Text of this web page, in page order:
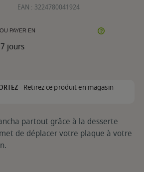
EAN : 3224780041924
OU PAYER EN
jours
-Retirez ce produit en magasin
partout grâce à la desserte
de déplacer votre plaque à votre